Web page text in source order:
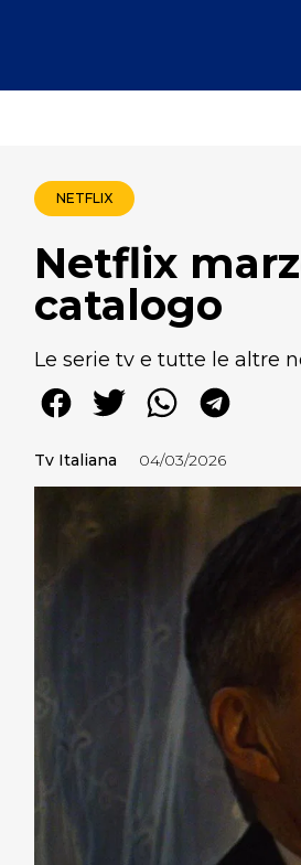
NETFLIX
Netflix
catalogo
Le serie tv e tutte le altre
Tv Italiana 04/03/2026